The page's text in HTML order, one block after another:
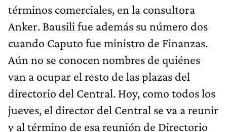
términos comerciales, en la consultora
Anker. Bausili fue además su número dos
cuando Caputo fue ministro de Finanzas.
Aún no se conocen nombres de quiénes
van a ocupar el resto de las plazas del
directorio del Central. Hoy, como todos los
jueves, el director del Central se va a reunir
y al término de esa reunión de Directorio